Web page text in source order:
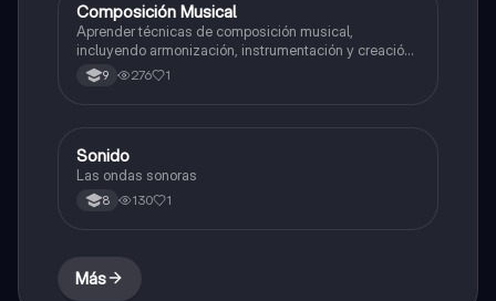
Artes
Composición Musical
Aprender técnicas de composición musical,
incluyendo armonización, instrumentación y creación
de melodías y arreglos.
9 276 1
Música
Sonido
Las ondas sonoras
8 130 1
Más